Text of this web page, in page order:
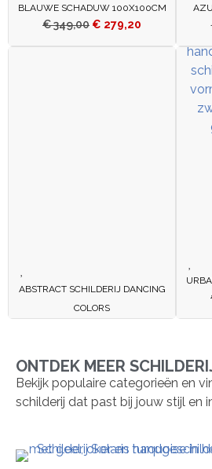
BLAUWE SCHADUW 100X100CM
€349,00 € 279,20
ABSTRACT SCHILDERIJ DANCING
COLORS
ONTDEK MEER
Bekijk populaire categorieën en
schilderij dat past bij jouw stijl en